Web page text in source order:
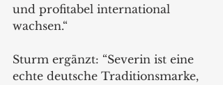
und profitabel international
wachsen.“
Sturm ergänzt: “Severin ist eine
echte deutsche Traditionsmarke,